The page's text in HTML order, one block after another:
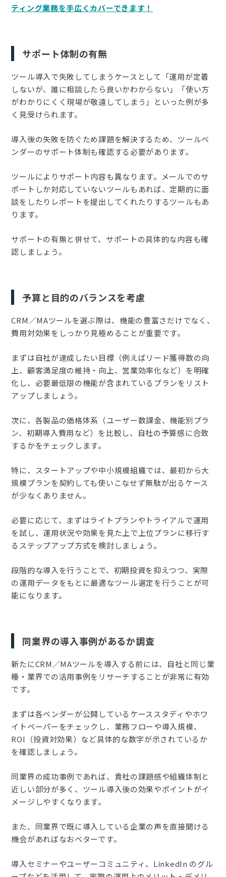
ティング業務を手広くカバーできます！
サポート体制の有無
ツール導入で失敗してしまうケースとして「運用が定着
しないが、誰に相談したら良いかわからない」「使い方
がわかりにくく現場が敬遠してしまう」といった例が多
く見受けられます。
導入後の失敗を防ぐため課題を解決するため、ツールベ
ンダーのサポート体制も確認する必要があります。
ツールによりサポート内容も異なります。メールでのサ
ポートしか対応していないツールもあれば、定期的に面
談をしたりレポートを提出してくれたりするツールもあ
ります。
サポートの有無と併せて、サポートの具体的な内容も確
認しましょう。
予算と目的のバランスを考慮
CRM／MAツールを選ぶ際は、機能の豊富さだけでなく、
費用対効果をしっかり見極めることが重要です。
まずは自社が達成したい目標（例えばリード獲得数の向
上、顧客満足度の維持・向上、営業効率化など）を明確
化し、必要最低限の機能が含まれているプランをリスト
アップしましょう。
次に、各製品の価格体系（ユーザー数課金、機能別プラ
ン、初期導入費用など）を比較し、自社の予算感に合致
するかをチェックします。
特に、スタートアップや中小規模組織では、最初から大
規模プランを契約しても使いこなせず無駄が出るケース
が少なくありません。
必要に応じて、まずはライトプランやトライアルで運用
を試し、運用状況や効果を見た上で上位プランに移行す
るステップアップ方式を検討しましょう。
段階的な導入を行うことで、初期投資を抑えつつ、実際
の運用データをもとに最適なツール選定を行うことが可
能になります。
同業界の導入事例があるか調査
新たにCRM／MAツールを導入する前には、自社と同じ業
種・業界での活用事例をリサーチすることが非常に有効
です。
まずは各ベンダーが公開しているケーススタディやホワ
イトペーパーをチェックし、業務フローや導入規模、
ROI（投資対効果）など具体的な数字が示されているか
を確認しましょう。
同業界の成功事例であれば、貴社の課題感や組織体制と
近しい部分が多く、ツール導入後の効果やポイントがイ
メージしやすくなります。
また、同業界で既に導入している企業の声を直接聞ける
機会があればなおベターです。
導入セミナーやユーザーコミュニティ、LinkedIn のグル